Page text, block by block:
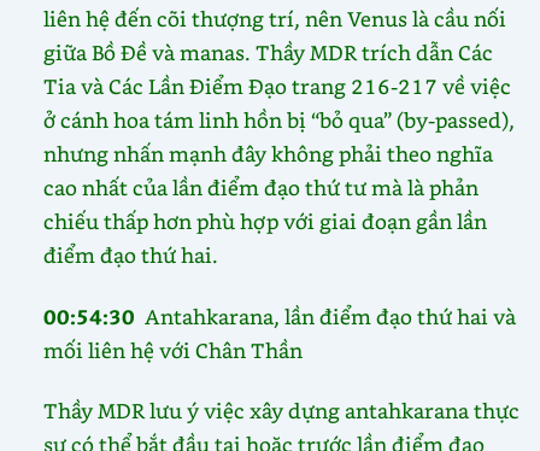
liên hệ đến cõi thượng trí, nên Venus là cầu nối
giữa Bồ Đề và manas. Thầy MDR trích dẫn Các
Tia và Các Lần Điểm Đạo trang 216-217 về việc
ở cánh hoa tám linh hồn bị “bỏ qua” (by-passed),
nhưng nhấn mạnh đây không phải theo nghĩa
cao nhất của lần điểm đạo thứ tư mà là phản
chiếu thấp hơn phù hợp với giai đoạn gần lần
điểm đạo thứ hai.
00:54:30 Antahkarana, lần điểm đạo thứ hai và
mối liên hệ với Chân Thần
Thầy MDR lưu ý việc xây dựng antahkarana thực
sự có thể bắt đầu tại hoặc trước lần điểm đạo